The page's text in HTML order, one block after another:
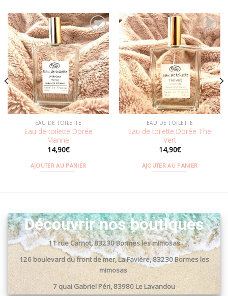
Ajouter
à la
wishlist
EAU DE TOILETTE
Eau de toilette Dorée
Marine
14,90€
AJOUTER AU PANIER
Ajouter
à la
wishlist
EAU DE TOILETTE
Eau de toilette Dorée The
Vert
14,90€
AJOUTER AU PANIER
Découvrir nos boutiques
11 rue Carnot, 83230 Bormes les mimosas
126 boulevard du front de mer, La Favière, 83230 Bormes les
mimosas
7 quai Gabriel Péri, 83980 Le Lavandou